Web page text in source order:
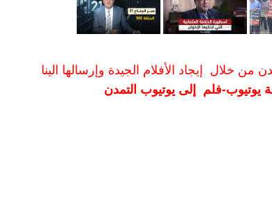
من خلال إيجاد الأفلام الجيدة وإرسالها الينا
يوتيوب-فلم إلى يوتيوب التمدن